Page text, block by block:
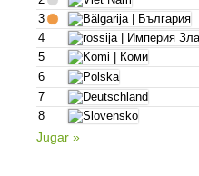
3
4
5
6
7
8
Jugar »